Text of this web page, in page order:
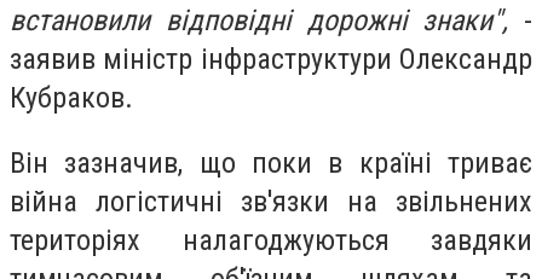
встановили відповідні дорожні знаки", -
заявив міністр інфраструктури Олександр
Кубраков.
Він зазначив, що поки в країні триває
війна логістичні зв'язки на звільнених
територіях налагоджуються завдяки